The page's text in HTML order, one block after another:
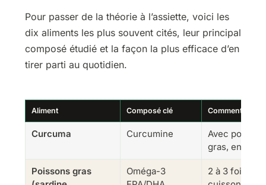
Pour passer de la théorie à l’assiette, voici les
dix aliments les plus souvent cités, leur principal
composé étudié et la façon la plus efficace d’en
tirer parti au quotidien.
Aliment Composé clé Comment le
Curcuma Curcumine
Avec poivre
gras, en
Poissons gras
Oméga-3
2 à 3 fois par